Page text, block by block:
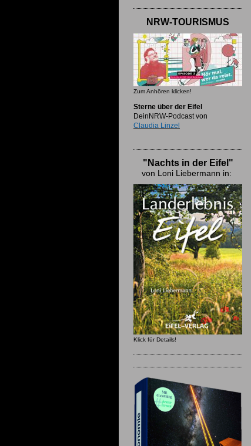
NRW-TOURISMUS
Zum Anhören klicken!
Sterne über der Eifel
DeinNRW-Podcast von
Claudia Linzel
"Nachts in der Eifel"
von Loni Liebermann in:
Klick für Details!